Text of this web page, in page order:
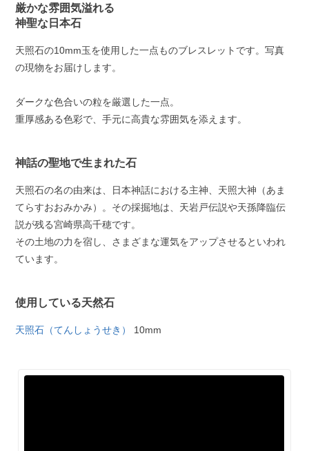
厳かな雰囲気溢れる
神聖な日本石
天照石の10mm玉を使用した一点ものブレスレットです。写真
の現物をお届けします。
ダークな色合いの粒を厳選した一点。
重厚感ある色彩で、手元に高貴な雰囲気を添えます。
神話の聖地で生まれた石
天照石の名の由来は、日本神話における主神、天照大神（あま
てらすおおみかみ）。その採掘地は、天岩戸伝説や天孫降臨伝
説が残る宮崎県高千穂です。
その土地の力を宿し、さまざまな運気をアップさせるといわれ
ています。
使用している天然石
天照石（てんしょうせき） 10mm